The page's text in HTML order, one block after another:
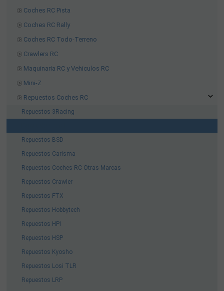
Coches RC Pista
Coches RC Rally
Coches RC Todo-Terreno
Crawlers RC
Maquinaria RC y Vehiculos RC
Mini-Z
Repuestos Coches RC
Repuestos 3Racing
Repuestos BSD
Repuestos Carisma
Repuestos Coches RC Otras Marcas
Repuestos Crawler
Repuestos FTX
Repuestos Hobbytech
Repuestos HPI
Repuestos HSP
Repuestos Kyosho
Repuestos Losi TLR
Repuestos LRP